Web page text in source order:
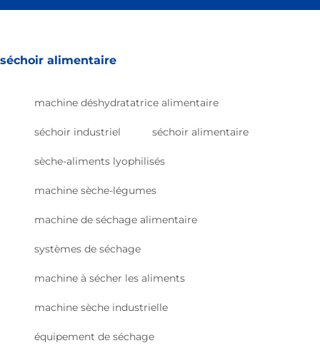
séchoir alimentaire
machine déshydratatrice alimentaire
séchoir industriel séchoir alimentaire
sèche-aliments lyophilisés
machine sèche-légumes
machine de séchage alimentaire
systèmes de séchage
machine à sécher les aliments
machine sèche industrielle
équipement de séchage